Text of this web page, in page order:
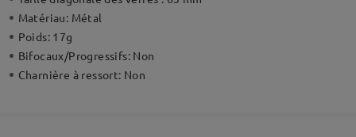
Matériau: Métal
Poids: 17g
Bifocaux/Progressifs: Non
Charnière à ressort: Non